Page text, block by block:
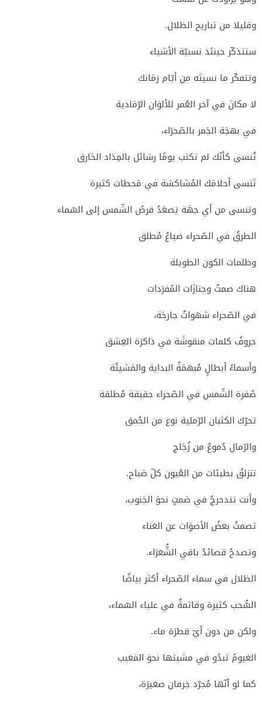
وقليلا من تباريح الظلال.
ستتذكّر حينئذ نسبيّة الأشياء
وتتفكّر ما نسيتَه من أيّام زمَانك
لا مكانَ في آخر العُمر للألوَان الرّمَادية
في بهجَة الجَمر بالصّحرَاء،
تُنسى كأنّك لم تكتب يومًا رسَائل بالمِدَاد الحَارق
تَنسى أحلامَك المُشاكسَة في مَحطات كثيرة
وتنسى من أي جهَة يَصعَدُ قرصُ الشّمس إلى السّماء
الطرقُ في الصّحراء ضياعٌ مُطلق
وظلمات الكون الطويلة
هناك صمتٌ وجنازَات المُفرَدات
في الصّحراء شهواتٌ جارحَة،
حروفُ كلمات منقوشَة في ذاكرَة العِشق
وأسماءُ أبطالٍ مُبهمَةُ البداية والمَشيئَة
صُفرة الشّمس في الصّحراء حقيقة مُطلقة
تحرّك الكثبان الرّملية نوع من الحُمق
والرّمال دُموعٌ من زُجَاج
تنزلقُ بطيئات من العُيون كلّ صَباح.
وأنت تتدحرجُ في صَمتٍ نحوَ الجَنوب،
تصمتُ بعضُ الأصوَات عن الغناء
وتصدحُ قصائدُ باقي الشُّعرَاء.
الظلال في سماء الصّحراء أكثر بياضًا
السُّحب كثيرة وقاتمةٌ في علياء السّماء،
ولكن من دون أيّ قطرَة ماء.
الغيومُ تبدُو في مشيتها نحوَ المَغيب
كما لو أنّها مُجرّد خِرفان صغيرَة،